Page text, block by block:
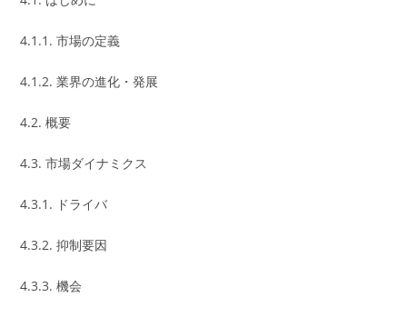
4.1.1. 市場の定義
4.1.2. 業界の進化・発展
4.2. 概要
4.3. 市場ダイナミクス
4.3.1. ドライバ
4.3.2. 抑制要因
4.3.3. 機会